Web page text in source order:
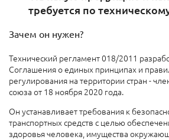
требуется по
Зачем он нужен?
Технический регламент 018/2011
Соглашения о единых принципах и
регулирования на территории стран -
союза от 18 ноября 2020 года.
Он устанавливает требования к
транспортных средств с целью
здоровья человека, имущества